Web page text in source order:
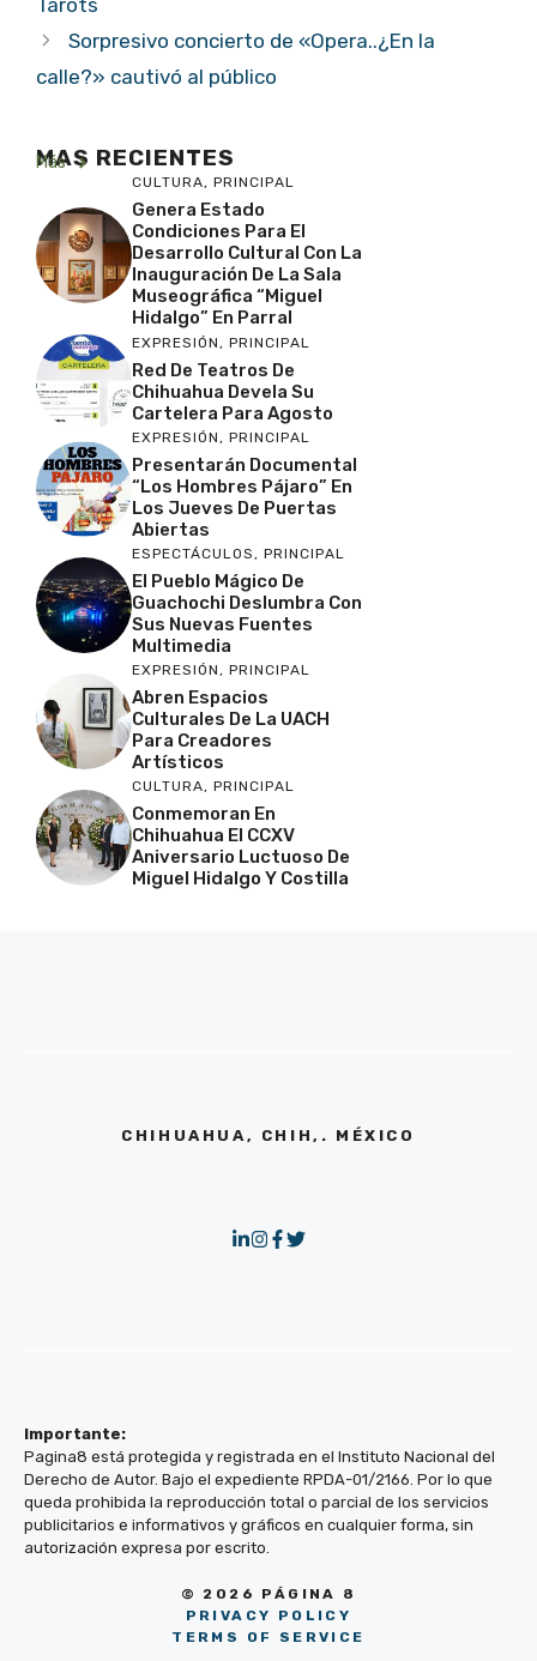
Tarots
Sorpresivo concierto de «Opera..¿En la
calle?» cautivó al público
MAS RECIENTES
Más
CULTURA, PRINCIPAL
Genera Estado
Condiciones Para El
Desarrollo Cultural Con La
Inauguración De La Sala
Museográfica “Miguel
Hidalgo” En Parral
EXPRESIÓN , PRINCIPAL
Red De Teatros De
Chihuahua Devela Su
Cartelera Para Agosto
EXPRESIÓN, PRINCIPAL
Presentarán Documental
“Los Hombres Pájaro” En
Los Jueves De Puertas
Abiertas
ESPECTÁCULOS, PRINCIPAL
El Pueblo Mágico De
Guachochi Deslumbra Con
Sus Nuevas Fuentes
Multimedia
EXPRESIÓN, PRINCIPAL
Abren Espacios
Culturales De La UACH
Para Creadores
Artísticos
CULTURA, PRINCIPAL
Conmemoran En
Chihuahua El CCXV
Aniversario Luctuoso De
Miguel Hidalgo Y Costilla
CHIHUAHUA, CHIH,. MÉXICO
Importante:
Pagina8 está protegida y registrada en el Instituto Nacional del
Derecho de Autor. Bajo el expediente RPDA-01/2166. Por lo que
queda prohibida la reproducción total o parcial de los servicios
publicitarios e informativos y gráficos en cualquier forma, sin
autorización expresa por escrito.
© 2026 PÁGINA 8
PRIVACY POLICY
TERMS OF SERVICE